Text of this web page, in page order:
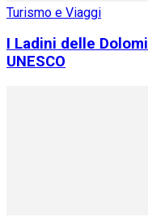
Turismo e Viaggi
I Ladini delle
UNESCO